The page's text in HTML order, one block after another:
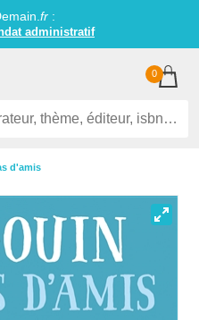
fr:
administratif
0
d'amis